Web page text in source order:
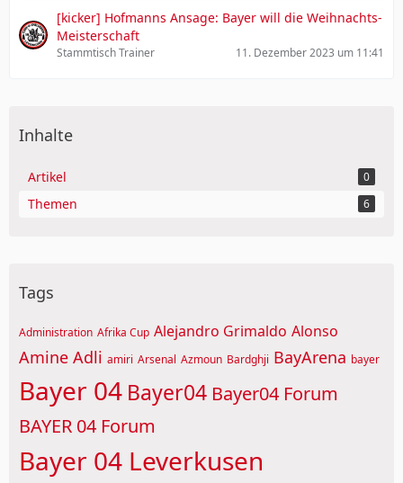
[kicker] Hofmanns Ansage: Bayer will die Weihnachts-
Meisterschaft
Stammtisch Trainer 11. Dezember 2023 um 11:41
Inhalte
Artikel 0
Themen 6
Tags
Administration Afrika Cup Alejandro Grimaldo Alonso
Amine Adli amiri Arsenal Azmoun Bardghji BayArena bayer
Bayer 04 Bayer04 Bayer04 Forum
BAYER 04 Forum
Bayer 04 Leverkusen